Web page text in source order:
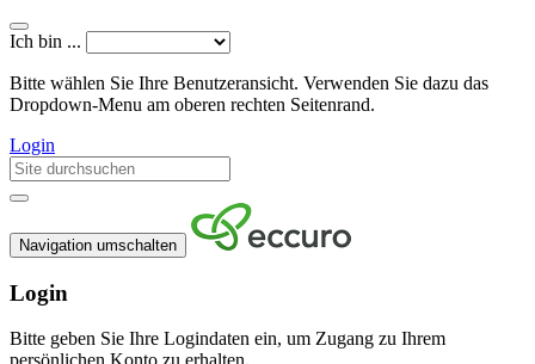
Ich bin ...
Bitte wählen Sie Ihre Benutzeransicht. Verwenden Sie dazu das
Dropdown-Menu am oberen rechten Seitenrand.
Login
Navigation umschalten
Login
Bitte geben Sie Ihre Logindaten ein, um Zugang zu Ihrem